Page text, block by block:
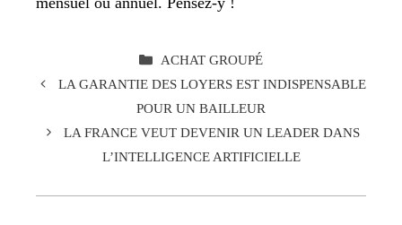
CATÉGORIES
ACHAT GROUPÉ
LA GARANTIE DES LOYERS EST INDISPENSABLE
POUR UN BAILLEUR
LA FRANCE VEUT DEVENIR UN LEADER DANS
L’INTELLIGENCE ARTIFICIELLE